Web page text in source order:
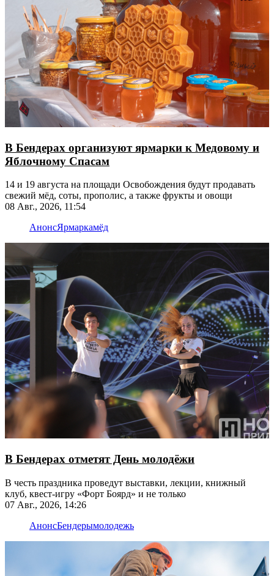
В Бендерах организуют ярмарки к Медовому и
Яблочному Спасам
14 и 19 августа на площади Освобождения будут продавать
свежий мёд, соты, прополис, а также фрукты и овощи
08 Авг., 2026, 11:54
АнонсЯрмаркамёд
В Бендерах отметят День молодёжи
В честь праздника проведут выставки, лекции, книжный
клуб, квест-игру «Форт Боярд» и не только
07 Авг., 2026, 14:26
АнонсБендерымолодежь